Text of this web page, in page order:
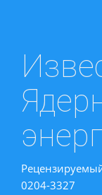
0204-3327